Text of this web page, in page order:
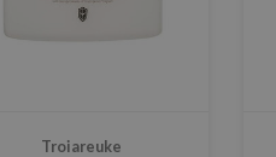
Troiareuke